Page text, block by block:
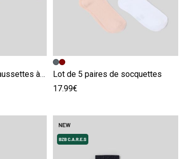
Lot de 3 paires de chaussettes à fil métalisé
Image précédente
Image suivante
Lot de 5 paires de socquettes
17.99€